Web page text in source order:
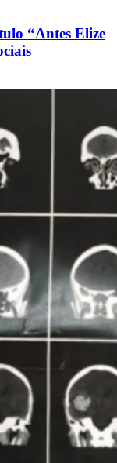
“Antes Elize